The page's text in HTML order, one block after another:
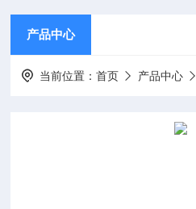
产品中心
当前位置：首页 产品中心